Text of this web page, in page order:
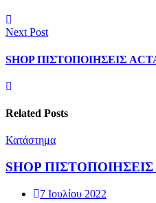
Next Post
SHOP ΠΙΣΤΟΠΟΙΗΣΕΙΣ
Related Posts
Κατάστημα
SHOP ΠΙΣΤΟΠΟΙΗΣΕΙΣ
7 Ιουλίου 2022